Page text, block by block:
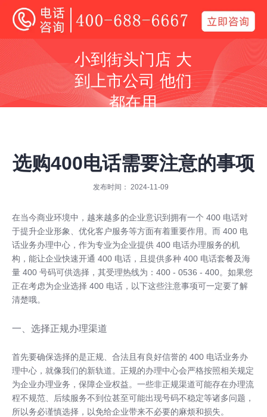
全国400电话受理中心
400号码呼叫中心平台技术服务商
同等号码，服务更优
全国400服务热线：
400-688-6667
400电话
小到街头门店 大
到上市公司 他们
都在用
选购400电话需要注意的事项
发布时间： 2024-11-09
在当今商业环境中，越来越多的企业意识到拥有一个 400 电话对
于提升企业形象、优化客户服务等方面有着重要作用。而 400 电
话业务办理中心，作为专业为企业提供 400 电话办理服务的机
构，能让企业快速开通 400 电话 ，且提供多种 400 电话套餐及海
量 400 号码可供选择，其受理热线为：400 - 0536 - 400。如果您
正在考虑为企业选择 400 电话，以下这些注意事项可一定要了解
清楚哦。
一、选择正规办理渠道
首先要确保选择的是正规、合法且有良好信誉的 400 电话业务办
理中心，就像我们的新轨道。正规的办理中心会严格按照相关规定
为企业办理业务，保障企业权益。一些非正规渠道可能存在办理流
程不规范、后续服务不到位甚至可能出现号码不稳定等诸多问题，
所以务必谨慎选择，以免给企业带来不必要的麻烦和损失。